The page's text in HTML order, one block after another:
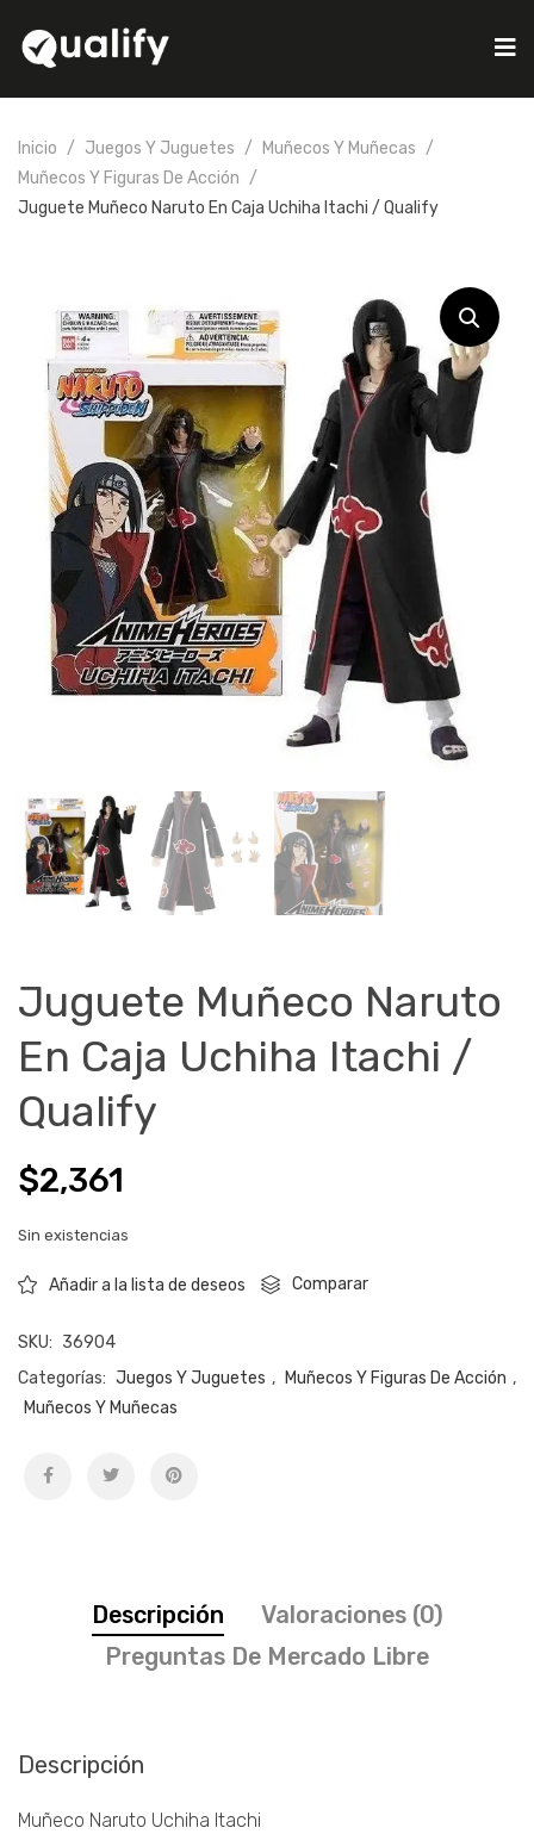
Inicio Juegos Y Juguetes
Muñecos Y Muñecas
Muñecos Y Figuras De Acción
Juguete Muñeco Naruto En Caja Uchiha Itachi / Qualify
Juguete Muñeco Naruto
En Caja Uchiha Itachi /
Qualify
$2,361
Sin existencias
Añadir a la lista de deseos Comparar
SKU: 36904
Categorías: Juegos Y Juguetes , Muñecos Y Figuras De Acción ,
Muñecos Y Muñecas
Descripción
Valoraciones (0)
Preguntas De Mercado Libre
Descripción
Muñeco Naruto Uchiha Itachi